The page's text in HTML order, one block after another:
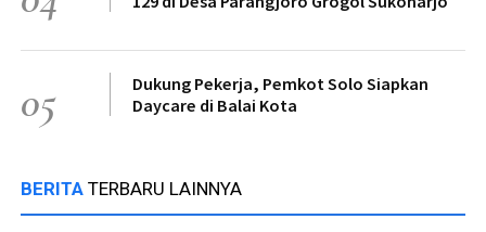
05
Dukung Pekerja, Pemkot Solo Siapkan
Daycare di Balai Kota
BERITA TERBARU LAINNYA